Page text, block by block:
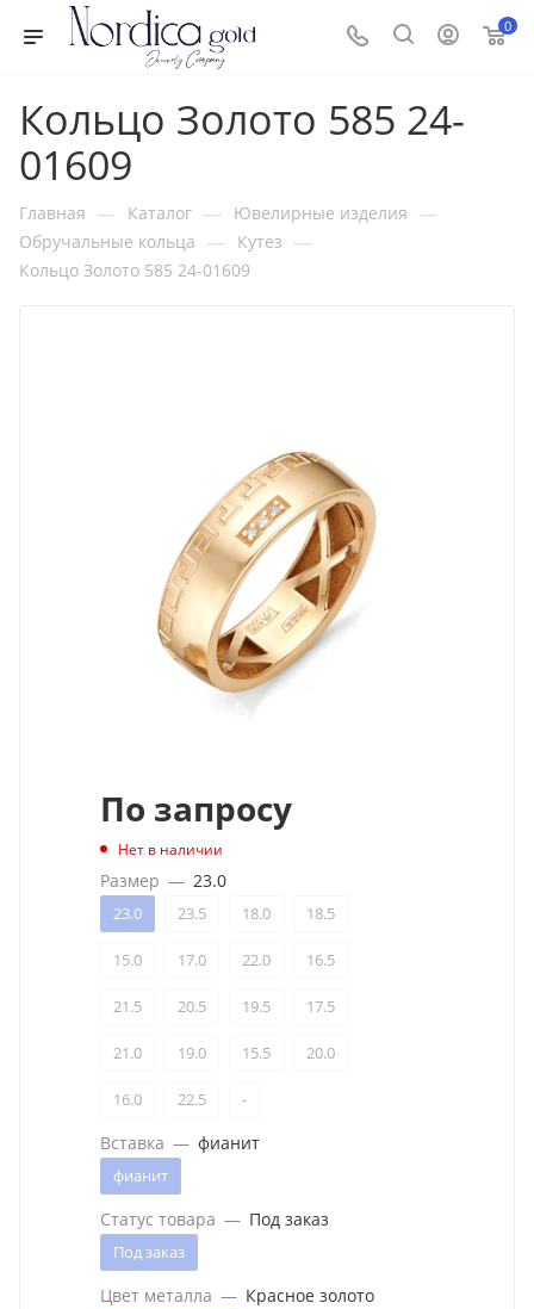
0
Кольцо Золото 585 24-
01609
Главная — Каталог — Ювелирные изделия —
Обручальные кольца — Кутез —
Кольцо Золото 585 24-01609
По запросу
Нет в наличии
Размер — 23.0
23.0 23.5 18.0 18.5
15.0 17.0 22.0 16.5
21.5 20.5 19.5 17.5
21.0 19.0 15.5 20.0
16.0 22.5 -
Вставка — фианит
фианит
Статус товара — Под заказ
Под заказ
Цвет металла — Красное золото